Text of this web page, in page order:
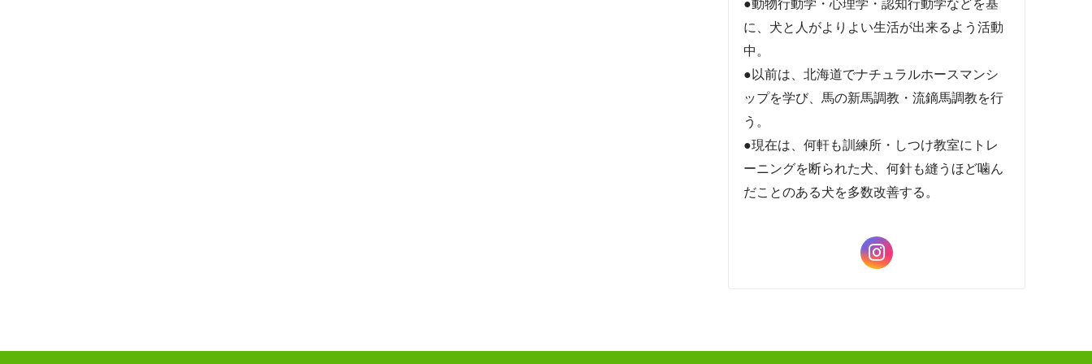
●動物行動学・心理学・認知行動学などを基
に、犬と人がよりよい生活が出来るよう活動
中。
●以前は、北海道でナチュラルホースマンシ
ップを学び、馬の新馬調教・流鏑馬調教を行
う。
●現在は、何軒も訓練所・しつけ教室にトレ
ーニングを断られた犬、何針も縫うほど噛ん
だことのある犬を多数改善する。